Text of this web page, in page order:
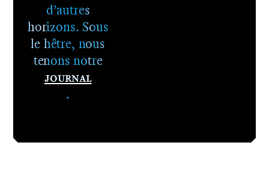
d’autres
horizons. Sous
le hêtre, nous
tenons notre
Journal
.